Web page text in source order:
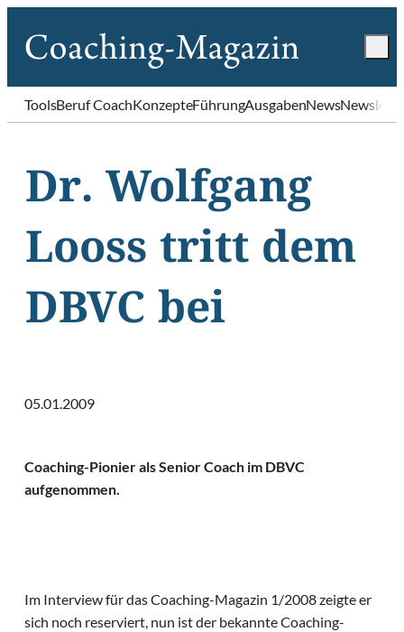
ToolsBeruf CoachKonzepteFührungAusgabenNews
Dr. Wolfgang
Looss tritt dem
DBVC bei
05.01.2009
Coaching-Pionier als Senior Coach im DBVC
aufgenommen.
Im Interview für das Coaching-Magazin 1/2008 zeigte er
sich noch reserviert, nun ist der bekannte Coaching-